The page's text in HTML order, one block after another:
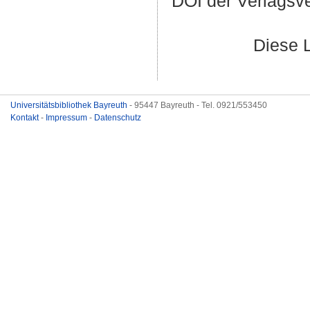
Diese
Universitätsbibliothek Bayreuth - 95447 Bayreuth - Tel. 0921/553450
Kontakt- Impressum - Datenschutz